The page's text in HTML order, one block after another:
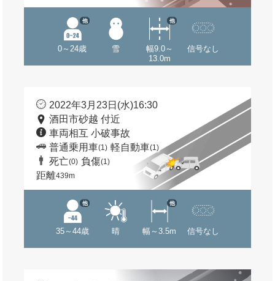
0～24歳
他
雪
幅9.0～
13.0m
他
信号なし
2022年3月23日(水)16:30
酒田市砂越 付近
車両相互 小破事故
普通乗用車(1) 軽自動車(1)
死亡(0) 負傷(1)
距離439m
35～44歳
他
晴 幅～3.5m
他
信号なし